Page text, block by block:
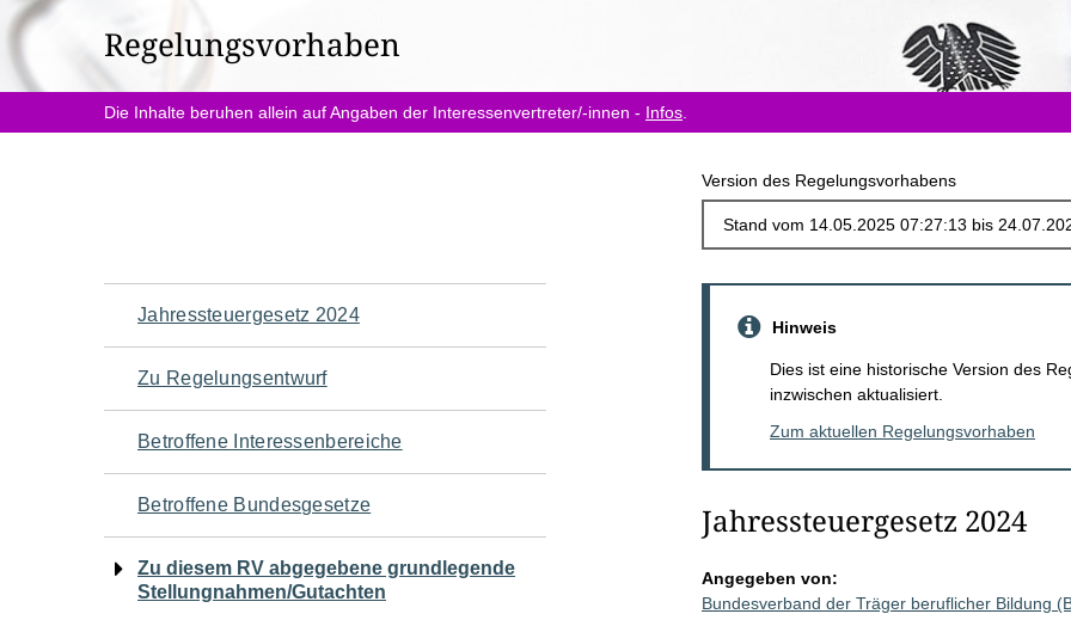
befinden
sich
hier:
Regelungsvorhaben
Die Inhalte beruhen allein auf Angaben der Interessenvertreter/-innen - Infos
Version des Regelungsvorhabens
Navigation
für
den
Seiteninhalt
Jahressteuergesetz 2024
Zu Regelungsentwurf
Betroffene Interessenbereiche
Betroffene Bundesgesetze
Zu diesem RV abgegebene grundlegende
Stellungnahmen/Gutachten
Hinweis
Dies ist eine historische Version des
inzwischen aktualisiert.
Zum aktuellen Regelungsvorhaben
Jahressteuergesetz 2024
Angegeben von:
Bundesverband der Träger beruflicher Bildung